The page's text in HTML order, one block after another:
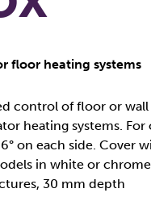
floor heating systems
control of floor or
heating systems.
on each side. Cover
in white or
30 mm depth